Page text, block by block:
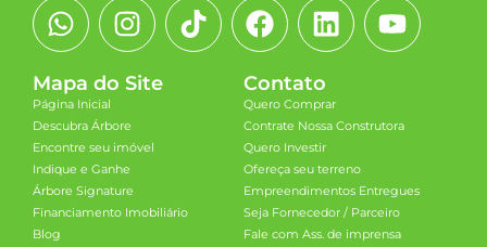
Mapa do Site
Página Inicial
Descubra Árbore
Encontre seu imóvel
Indique e Ganhe
Árbore Signature
Financiamento Imobiliário
Blog
Contato
Quero Comprar
Contrate Nossa Construtora
Quero Investir
Ofereça seu terreno
Empreendimentos Entregues
Seja Fornecedor / Parceiro
Fale com Ass. de imprensa